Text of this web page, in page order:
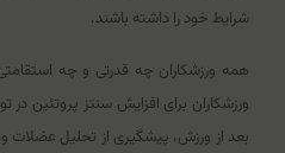
شرایط خود را داشته باشند.
همه ورزشکاران چه قدرتی و چه
ورزشکاران برای افزایش سنتز پروتئین
بعد از ورزش، پیشگیری از تحلیل عضلات